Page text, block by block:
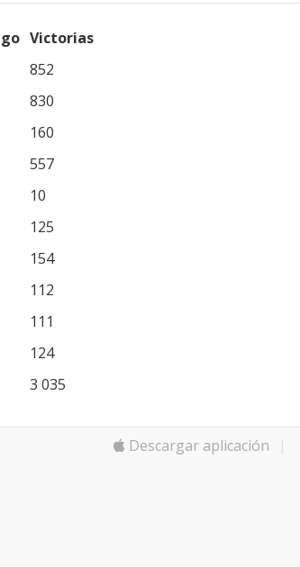
Victorias
852
830
160
557
10
125
154
112
111
124
3 035
Descargar aplicación |